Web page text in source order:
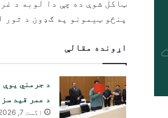
پنځو ټیمونو په ګډون د ثور له ۱۰ څخه تر ۳۰ پورې ترسره
اړونده مقالې
د جرمني یوې
د عمر قید
اگست 7, 2026